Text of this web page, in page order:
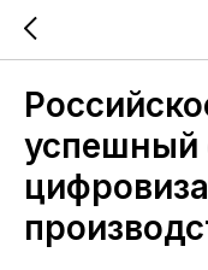
успешный